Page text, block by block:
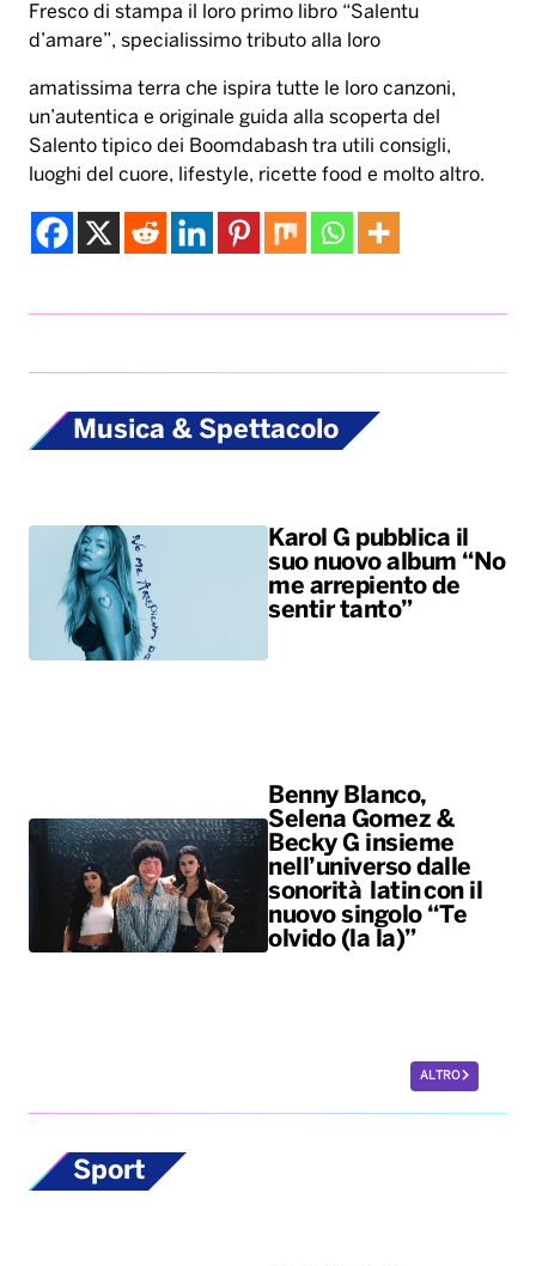
Fresco di stampa il loro primo libro “Salentu
d’amare”, specialissimo tributo alla loro
amatissima terra che ispira tutte le loro canzoni,
un’autentica e originale guida alla scoperta del
Salento tipico dei Boomdabash tra utili consigli,
luoghi del cuore, lifestyle, ricette food e molto altro.
Musica & Spettacolo
Karol G pubblica il
suo nuovo album “No
me arrepiento de
sentir tanto”
Benny Blanco,
Selena Gomez &
Becky G insieme
nell’universo dalle
sonorità latin con il
nuovo singolo “Te
olvido (la la)”
ALTRO
Sport